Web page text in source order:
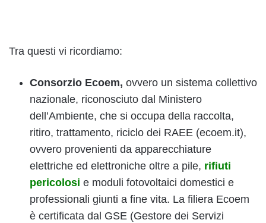
Tra questi vi ricordiamo:
Consorzio Ecoem, ovvero un sistema collettivo
nazionale, riconosciuto dal Ministero
dell’Ambiente, che si occupa della raccolta,
ritiro, trattamento, riciclo dei RAEE (ecoem.it),
ovvero provenienti da apparecchiature
elettriche ed elettroniche oltre a pile, rifiuti
pericolosi e moduli fotovoltaici domestici e
professionali giunti a fine vita. La filiera Ecoem
è certificata dal GSE (Gestore dei Servizi